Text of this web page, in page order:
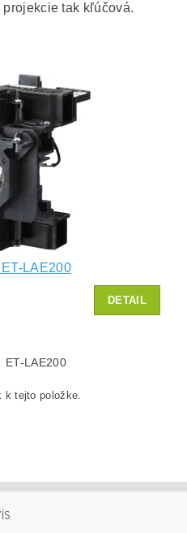
tak kľúčová.
LAE200
DETAIL
ET-LAE200
k tejto položke.